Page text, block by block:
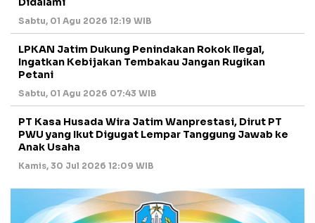
Sabtu, 01 Agu 2026 12:19 WIB
LPKAN Jatim Dukung Penindakan Rokok Ilegal,
Ingatkan Kebijakan Tembakau Jangan Rugikan
Petani
Sabtu, 01 Agu 2026 07:43 WIB
PT Kasa Husada Wira Jatim Wanprestasi, Dirut PT
PWU yang Ikut Digugat Lempar Tanggung Jawab ke
Anak Usaha
Kamis, 30 Jul 2026 12:09 WIB